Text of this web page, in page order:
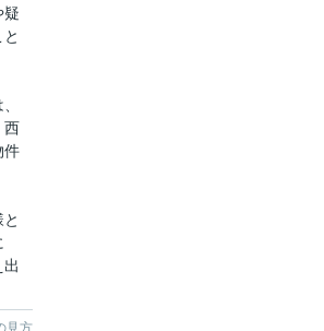
西
件
見方